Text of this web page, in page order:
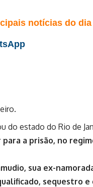
notícias do dia
do estado do Rio de
a prisão, no
sua ex-
sequestro e